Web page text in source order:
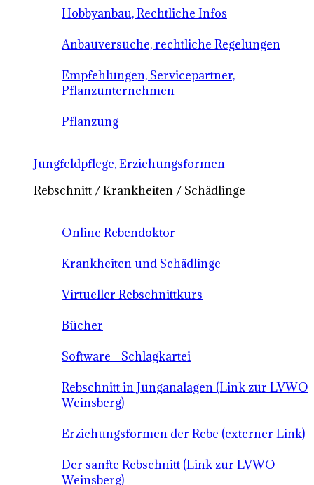
Hobbyanbau, Rechtliche Infos
Anbauversuche, rechtliche Regelungen
Empfehlungen, Servicepartner,
Pflanzunternehmen
Pflanzung
Jungfeldpflege, Erziehungsformen
Rebschnitt / Krankheiten / Schädlinge
Online Rebendoktor
Krankheiten und Schädlinge
Virtueller Rebschnittkurs
Bücher
Software - Schlagkartei
Rebschnitt in Junganalagen (Link zur LVWO
Weinsberg)
Erziehungsformen der Rebe (externer Link)
Der sanfte Rebschnitt (Link zur LVWO
Weinsberg)